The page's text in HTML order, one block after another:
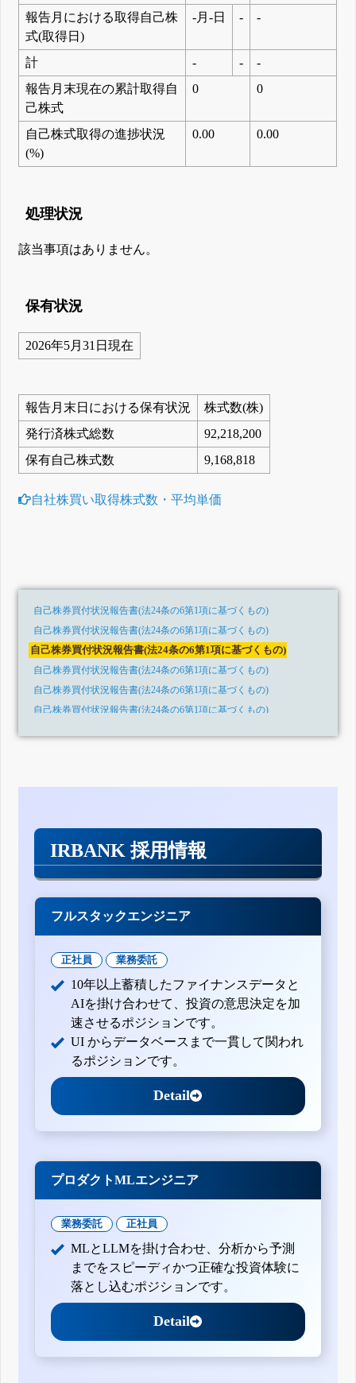
報告月における取得自己株
式(取得日)
-月-日 - -
計 - -
-
報告月末現在の累計取得自
己株式
0 0
自己株式取得の進捗状況
(%)
0.00 0.00
処理状況
該当事項はありません。
保有状況
2026年5月31日現在
報告月末日における保有状況
株式数(株)
発行済株式総数
92,218,200
保有自己株式数
9,168,818
自社株買い取得株式数・平均単価
自己株券買付状況報告書(法24条の6第1項に基づくもの)
自己株券買付状況報告書(法24条の6第1項に基づくもの)
自己株券買付状況報告書(法24条の6第1項に基づくもの)
自己株券買付状況報告書(法24条の6第1項に基づくもの)
自己株券買付状況報告書(法24条の6第1項に基づくもの)
自己株券買付状況報告書(法24条の6第1項に基づくもの)
自己株券買付状況報告書(法24条の6第1項に基づくもの)
自己株券買付状況報告書(法24条の6第1項に基づくもの)
自己株券買付状況報告書(法24条の6第1項に基づくもの)
自己株券買付状況報告書(法24条の6第1項に基づくもの)
自己株券買付状況報告書(法24条の6第1項に基づくもの)
自己株券買付状況報告書(法24条の6第1項に基づくもの)
自己株券買付状況報告書(法24条の6第1項に基づくもの)
自己株券買付状況報告書(法24条の6第1項に基づくもの)
自己株券買付状況報告書(法24条の6第1項に基づくもの)
自己株券買付状況報告書(法24条の6第1項に基づくもの)
自己株券買付状況報告書(法24条の6第1項に基づくもの)
自己株券買付状況報告書(法24条の6第1項に基づくもの)
自己株券買付状況報告書(法24条の6第1項に基づくもの)
自己株券買付状況報告書(法24条の6第1項に基づくもの)
自己株券買付状況報告書(法24条の6第1項に基づくもの)
自己株券買付状況報告書(法24条の6第1項に基づくもの)
自己株券買付状況報告書(法24条の6第1項に基づくもの)
自己株券買付状況報告書(法24条の6第1項に基づくもの)
自己株券買付状況報告書(法24条の6第1項に基づくもの)
自己株券買付状況報告書(法24条の6第1項に基づくもの)
自己株券買付状況報告書(法24条の6第1項に基づくもの)
自己株券買付状況報告書(法24条の6第1項に基づくもの)
IRBANK 採用情報
フルスタックエンジニア
正社員 業務委託
10年以上蓄積したファイナンスデータと
AIを掛け合わせて、投資の意思決定を加
速させるポジションです。
UI からデータベースまで一貫して関われ
るポジションです。
Detail
プロダクトMLエンジニア
業務委託 正社員
MLとLLMを掛け合わせ、分析から予測
までをスピーディかつ正確な投資体験に
落とし込むポジションです。
Detail